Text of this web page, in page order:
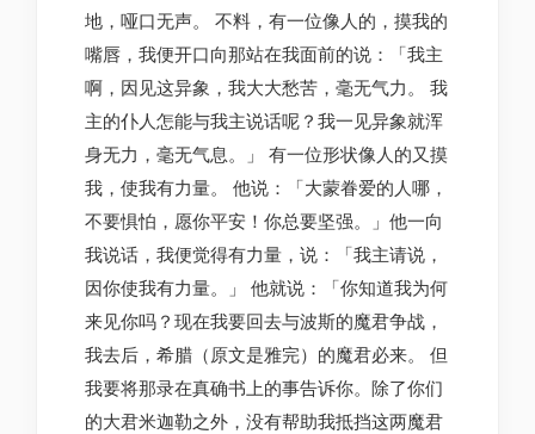
地，哑口无声。 不料，有一位像人的，摸我的
嘴唇，我便开口向那站在我面前的说：「我主
啊，因见这异象，我大大愁苦，毫无气力。 我
主的仆人怎能与我主说话呢？我一见异象就浑
身无力，毫无气息。」 有一位形状像人的又摸
我，使我有力量。 他说：「大蒙眷爱的人哪，
不要惧怕，愿你平安！你总要坚强。」他一向
我说话，我便觉得有力量，说：「我主请说，
因你使我有力量。」 他就说：「你知道我为何
来见你吗？现在我要回去与波斯的魔君争战，
我去后，希腊（原文是雅完）的魔君必来。 但
我要将那录在真确书上的事告诉你。除了你们
的大君米迦勒之外，没有帮助我抵挡这两魔君